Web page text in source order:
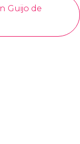
Guijo de